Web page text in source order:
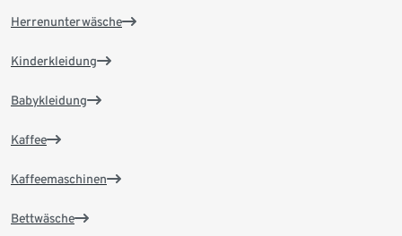
Herrenunterwäsche
Kinderkleidung
Babykleidung
Kaffee
Kaffeemaschinen
Bettwäsche